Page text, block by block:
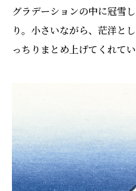
グラデーションの中に冠雪
り。小さいながら、茫洋と
っちりまとめ上げてくれてい